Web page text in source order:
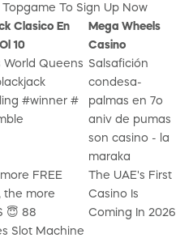
To Sign Up Now
Clasico En
10
Mega Wheels
Casino
World Queens
#winner #
Salsafición
condesa-
palmas en 7o
aniv de pumas
son casino - la
maraka
FREE
the more
😇 88
Slot Machine
The UAE's First
Casino Is
Coming In 2026